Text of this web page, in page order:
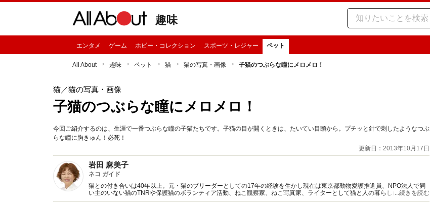
趣味
エンタメ ゲーム ホビー・コレクション スポーツ・レジャー ペット
All About 趣味 ペット 猫 猫の写真・画像 子猫のつぶらな瞳にメロメロ！
猫／猫の写真・画像
子猫のつぶらな瞳にメロメロ！
今回ご紹介するのは、生涯で一番つぶらな瞳の子猫たちです。子猫の目が開くときは、たいてい目頭から。プチッと針で刺したようなつぶ
らな瞳に胸きゅん！必死！
更新日：2013年10月17日
岩田 麻美子
ネコ ガイド
猫との付き合いは40年以上。元・猫のブリーダーとしての17年の経験を生かし現在は東京都動物愛護推進員、NPO法人で飼
い主のいない猫のTNRや保護猫のボランティア活動、ねこ観察家、ねこ写真家、ライターとして猫と人の暮らしに役立つ情報
を発信中！
...続きを読む